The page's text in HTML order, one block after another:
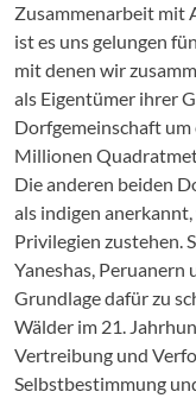
Zusammenarbeit mit
ist es uns gelungen
mit denen wir
als Eigentümer ihrer
Dorfgemeinschaft um
Millionen
Die anderen beiden
als indigen
Privilegien zustehen.
Yaneshas, Peruanern
Grundlage dafür zu
Wälder im 21.
Vertreibung und
Selbstbestimmung